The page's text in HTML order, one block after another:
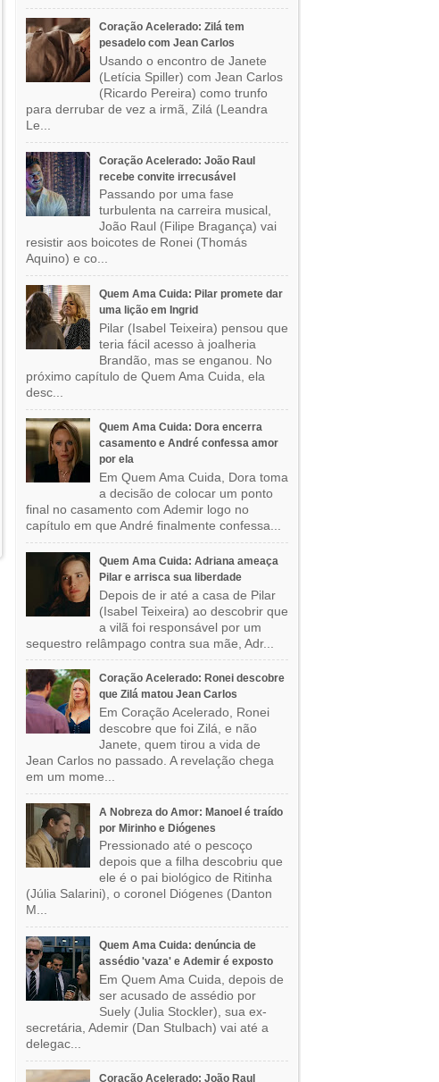
Coração Acelerado: Zilá tem
pesadelo com Jean Carlos
Usando o encontro de Janete
(Letícia Spiller) com Jean Carlos
(Ricardo Pereira) como trunfo
para derrubar de vez a irmã, Zilá (Leandra
Le...
Coração Acelerado: João Raul
recebe convite irrecusável
Passando por uma fase
turbulenta na carreira musical,
João Raul (Filipe Bragança) vai
resistir aos boicotes de Ronei (Thomás
Aquino) e co...
Quem Ama Cuida: Pilar promete dar
uma lição em Ingrid
Pilar (Isabel Teixeira) pensou que
teria fácil acesso à joalheria
Brandão, mas se enganou. No
próximo capítulo de Quem Ama Cuida, ela
desc...
Quem Ama Cuida: Dora encerra
casamento e André confessa amor
por ela
Em Quem Ama Cuida, Dora toma
a decisão de colocar um ponto
final no casamento com Ademir logo no
capítulo em que André finalmente confessa...
Quem Ama Cuida: Adriana ameaça
Pilar e arrisca sua liberdade
Depois de ir até a casa de Pilar
(Isabel Teixeira) ao descobrir que
a vilã foi responsável por um
sequestro relâmpago contra sua mãe, Adr...
Coração Acelerado: Ronei descobre
que Zilá matou Jean Carlos
Em Coração Acelerado, Ronei
descobre que foi Zilá, e não
Janete, quem tirou a vida de
Jean Carlos no passado. A revelação chega
em um mome...
A Nobreza do Amor: Manoel é traído
por Mirinho e Diógenes
Pressionado até o pescoço
depois que a filha descobriu que
ele é o pai biológico de Ritinha
(Júlia Salarini), o coronel Diógenes (Danton
M...
Quem Ama Cuida: denúncia de
assédio 'vaza' e Ademir é exposto
Em Quem Ama Cuida, depois de
ser acusado de assédio por
Suely (Julia Stockler), sua ex-
secretária, Ademir (Dan Stulbach) vai até a
delegac...
Coração Acelerado: João Raul